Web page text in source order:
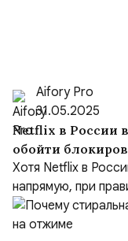
Aifory Pro
31.05.2025
Netflix в России
обойти
Хотя Netflix в
напрямую, при